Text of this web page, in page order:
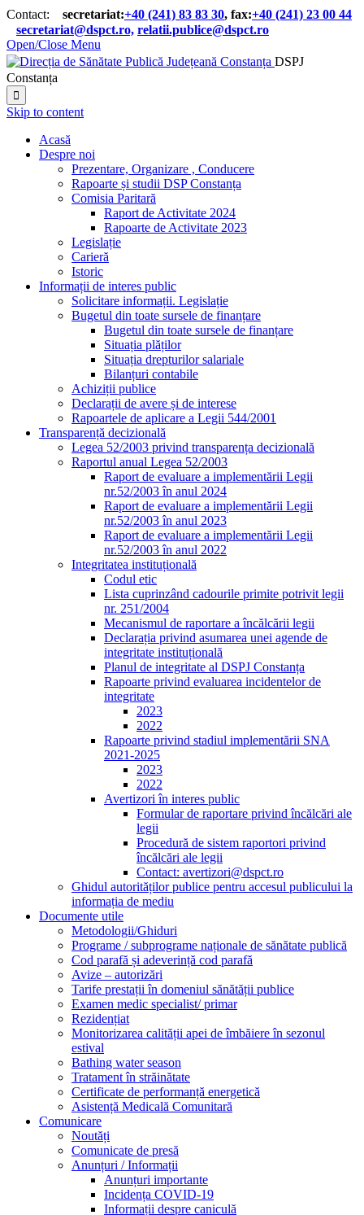
Contact: secretariat:+40 (241) 83 83 30, fax:+40 (241) 23 00 44
secretariat@dspct.ro, relatii.publice@dspct.ro
Open/Close Menu
DSPJ
Constanța

Skip to content
Acasă
Despre noi
Prezentare, Organizare , Conducere
Rapoarte și studii DSP Constanța
Comisia Paritară
Raport de Activitate 2024
Rapoarte de Activitate 2023
Legislație
Carieră
Istoric
Informații de interes public
Solicitare informații. Legislație
Bugetul din toate sursele de finanțare
Bugetul din toate sursele de finanțare
Situația plăților
Situația drepturilor salariale
Bilanțuri contabile
Achiziții publice
Declarații de avere și de interese
Rapoartele de aplicare a Legii 544/2001
Transparență decizională
Legea 52/2003 privind transparența decizională
Raportul anual Legea 52/2003
Raport de evaluare a implementării Legii
nr.52/2003 în anul 2024
Raport de evaluare a implementării Legii
nr.52/2003 în anul 2023
Raport de evaluare a implementării Legii
nr.52/2003 în anul 2022
Integritatea instituțională
Codul etic
Lista cuprinzând cadourile primite potrivit legii
nr. 251/2004
Mecanismul de raportare a încălcării legii
Declarația privind asumarea unei agende de
integritate instituțională
Planul de integritate al DSPJ Constanța
Rapoarte privind evaluarea incidentelor de
integritate
2023
2022
Rapoarte privind stadiul implementării SNA
2021-2025
2023
2022
Avertizori în interes public
Formular de raportare privind încălcări ale
legii
Procedură de sistem raportori privind
încălcări ale legii
Contact: avertizori@dspct.ro
Ghidul autorităților publice pentru accesul publicului la
informația de mediu
Documente utile
Metodologii/Ghiduri
Programe / subprograme naționale de sănătate publică
Cod parafă și adeverință cod parafă
Avize – autorizări
Tarife prestații în domeniul sănătății publice
Examen medic specialist/ primar
Rezidențiat
Monitorizarea calității apei de îmbăiere în sezonul
estival
Bathing water season
Tratament în străinătate
Certificate de performanță energetică
Asistență Medicală Comunitară
Comunicare
Noutăți
Comunicate de presă
Anunțuri / Informații
Anunțuri importante
Incidența COVID-19
Informații despre caniculă